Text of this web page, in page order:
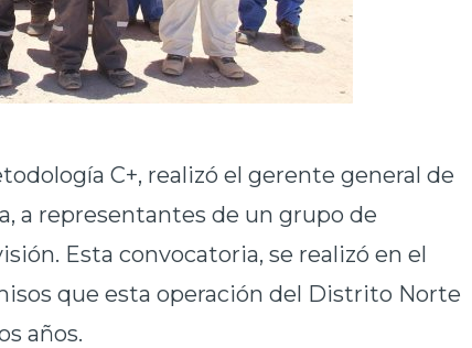
C+, realizó el gerente general de
a representantes de un grupo de
Esta convocatoria, se realizó en el
que esta operación del Distrito Norte
años.